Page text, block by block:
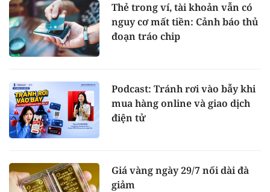
Thẻ trong ví, tài khoản vẫn có
nguy cơ mất tiền: Cảnh báo thủ
đoạn tráo chip
Podcast: Tránh rơi vào bẫy khi
mua hàng online và giao dịch
điện tử
Giá vàng ngày 29/7 nối dài đà
giảm